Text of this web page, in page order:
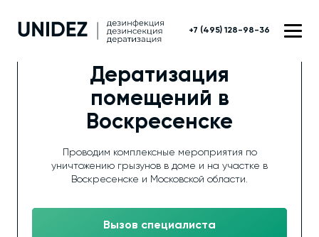
+7 (495) 128-98-36
Дератизация
помещений в
Воскресенске
Проводим комплексные мероприятия по
уничтожению грызунов в доме и на участке в
Воскресенске и Московской области.
Вызов специалиста